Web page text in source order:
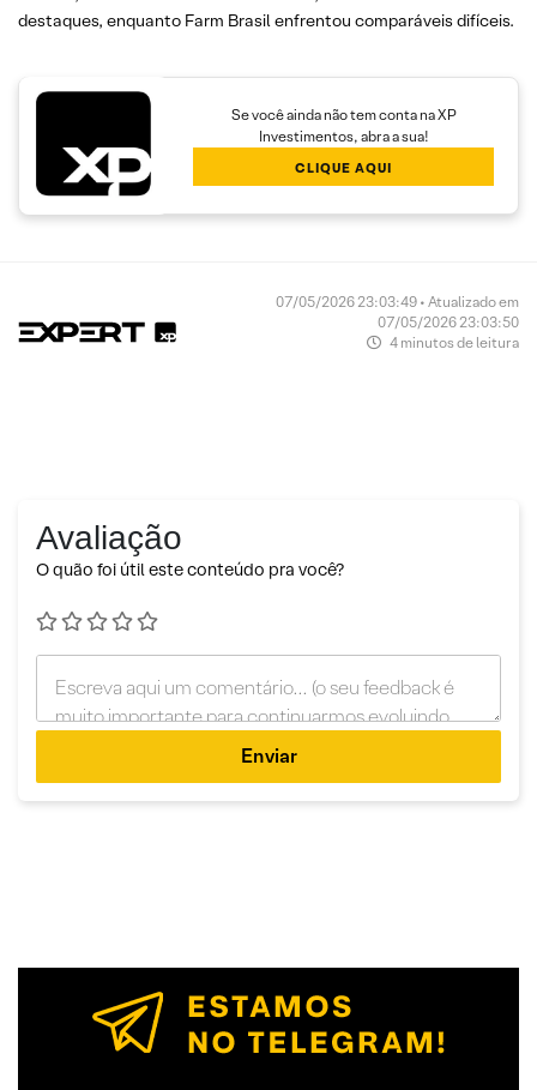
destaques, enquanto Farm Brasil enfrentou comparáveis difíceis.
Se você ainda não tem conta na XP
Investimentos, abra a sua!
CLIQUE AQUI
07/05/2026 23:03:49 • Atualizado em
07/05/2026 23:03:50
4 minutos de leitura
Avaliação
O quão foi útil este conteúdo pra você?
Enviar